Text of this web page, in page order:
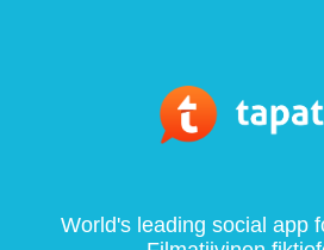
World's leading social app